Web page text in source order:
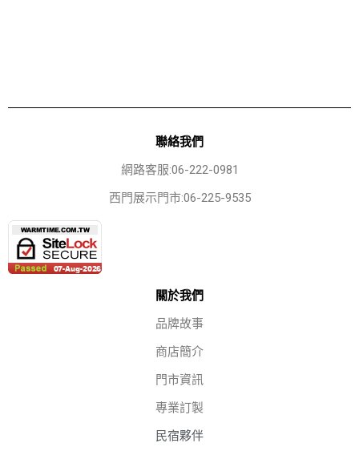
聯絡我們
網路客服:06-222-0981
西門展示門市:06-225-9535
關於我們
品牌故事
商店簡介
門市資訊
專業訂製
民宿夥伴